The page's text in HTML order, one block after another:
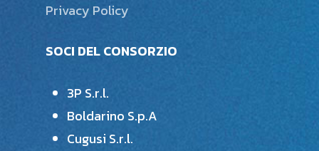
Privacy Policy
SOCI DEL CONSORZIO
3P S.r.l.
Boldarino S.p.A
Cugusi S.r.l.